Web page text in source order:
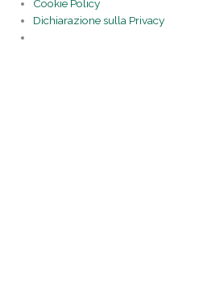
Cookie Policy
Dichiarazione sulla Privacy